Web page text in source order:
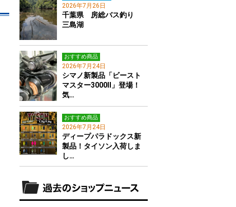
2026年7月26日
千葉県 房総バス釣り
三島湖
おすすめ商品
2026年7月24日
シマノ新製品「ビースト
マスター3000Ⅱ」登場！
気…
おすすめ商品
2026年7月24日
ディープパラドックス新
製品！タイソン入荷しま
し…